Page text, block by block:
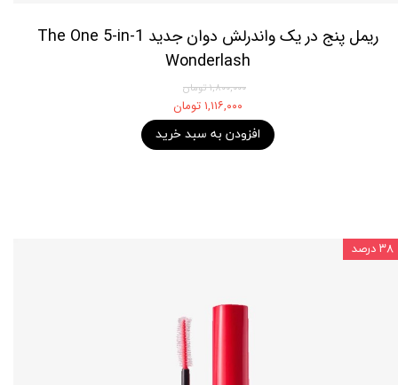
ریمل پنج در یک واندرلش دوان جدید The One 5-in-1
Wonderlash
۱,۸۰۰,۰۰۰ تومان
۱,۱۱۶,۰۰۰ تومان
افزودن به سبد خرید
۳۸ درصد